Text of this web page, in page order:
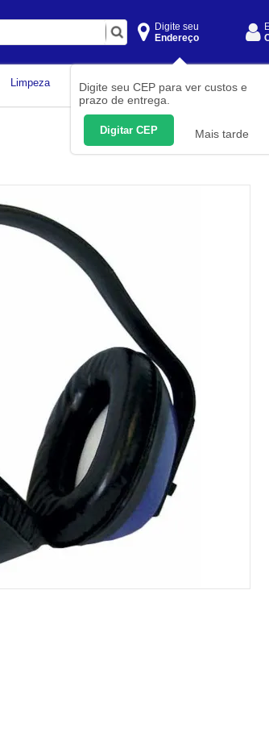
Digite seu
Endereço
Digite seu CEP para ver custos e
prazo de entrega.
Digitar CEP Mais tarde
Limpeza Construção Civil
Medição